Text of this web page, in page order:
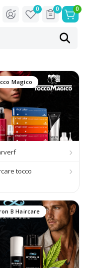
0
0
0
Magico
tocco
B Haircare